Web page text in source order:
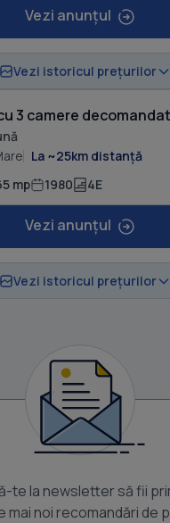
Vezi anunțul
Vezi istoricul prețurilor
3 camere decomandat
La ~25km distanță
mp 1980 4E
Vezi anunțul
Vezi istoricul prețurilor
te la newsletter să fii
mai noi recomandări de